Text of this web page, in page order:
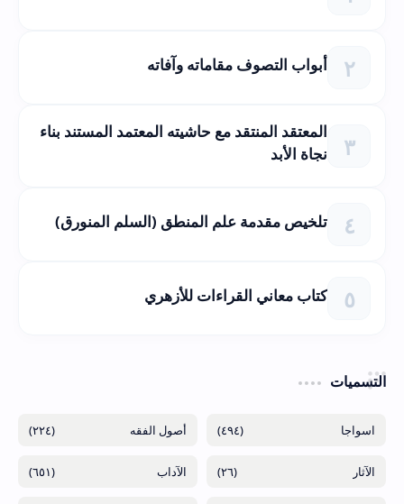
أبواب التصوف مقاماته وآفاته
المعتقد المنتقد مع حاشيته المعتمد المستند بناء
نجاة الأبد
تلخيص مقدمة علم المنطق (السلم المنورق)
كتاب معاني القراءات للأزهري
التسميات
(٤٩٤) (٢٢٤)
(٢٦) (٦٥١)